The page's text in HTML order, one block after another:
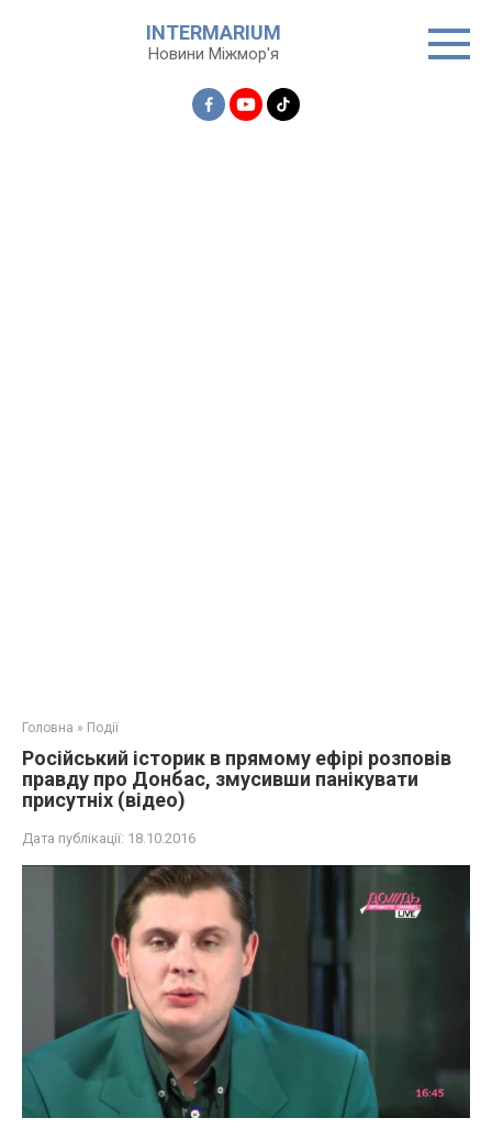
INTERMARIUM
Новини Міжмор'я
Головна » Події
Російський історик в прямому ефірі розповів
правду про Донбас, змусивши панікувати
присутніх (відео)
Дата публікації: 18.10.2016